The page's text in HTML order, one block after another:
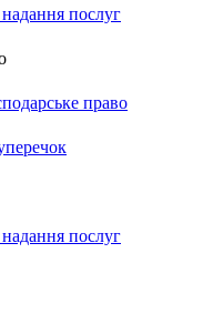
послуг
право
послуг